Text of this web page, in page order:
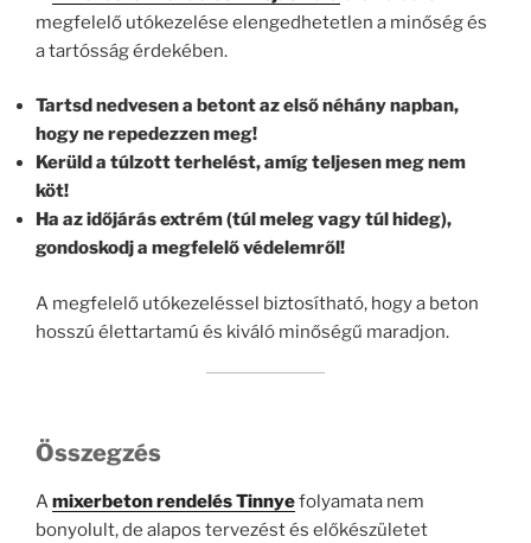
megfelelő utókezelése elengedhetetlen a minőség és
a tartósság érdekében.
Tartsd nedvesen a betont az első néhány napban,
hogy ne repedezzen meg!
Kerüld a túlzott terhelést, amíg teljesen meg nem
köt!
Ha az időjárás extrém (túl meleg vagy túl hideg),
gondoskodj a megfelelő védelemről!
A megfelelő utókezeléssel biztosítható, hogy a beton
hosszú élettartamú és kiváló minőségű maradjon.
Összegzés
Amixerbeton rendelés Tinnyefolyamata nem
bonyolult, de alapos tervezést és előkészületet